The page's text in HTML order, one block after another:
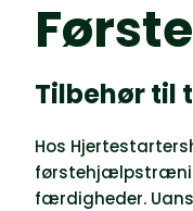
Tilbehør til
Hos
færdigheder.